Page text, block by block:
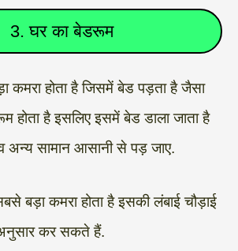
3. घर का बेडरूम
कमरा होता है जिसमें बेड पड़ता है जैसा
होता है इसलिए इसमें बेड डाला जाता है
अन्य सामान आसानी से पड़ जाए.
बड़ा कमरा होता है इसकी लंबाई चौड़ाई
कर सकते हैं.